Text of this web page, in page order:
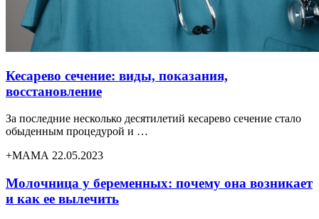
Кесарево сечение: виды, показания,
восстановление
За последние несколько десятилетий кесарево сечение стало
обыденным процедурой и …
+МАМА 22.05.2023
Молочница у беременных: почему она возникает
и как ее вылечить